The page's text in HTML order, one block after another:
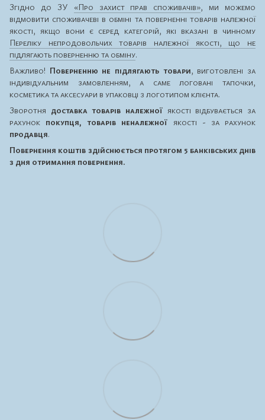
Згідно до ЗУ «Про захист прав споживачів», ми можемо
відмовити споживачеві в обміні та поверненні товарів належної
якості, якщо вони є серед категорій, які вказані в чинному
Переліку непродовольчих товарів належної якості, що не
підлягають поверненню та обміну.
Важливо! Поверненню не підлягають товари, виготовлені за
індивідуальним замовленням, а саме логовані тапочки,
косметика та аксесуари в упаковці з логотипом клієнта.
Зворотня доставка товарів належної якості відбувається за
рахунок покупця, товарів неналежної якості - за рахунок
продавця.
Повернення коштів здійснюється протягом 5 банківських днів
з дня отримання повернення.